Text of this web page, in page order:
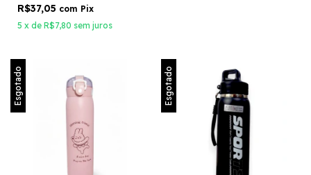
R$37,05 com Pix
5 x de R$7,80 sem juros
Esgotado Esgotado